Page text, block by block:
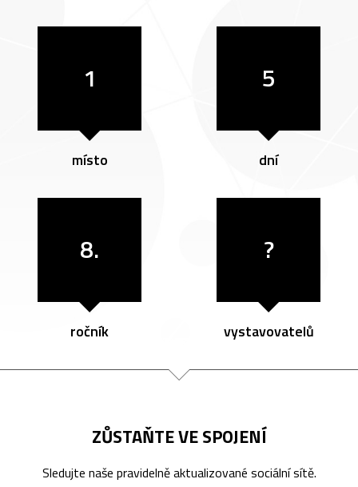
1
místo
5
dní
8.
ročník
?
vystavovatelů
ZŮSTAŇTE VE SPOJENÍ
Sledujte naše pravidelně aktualizované sociální sítě.